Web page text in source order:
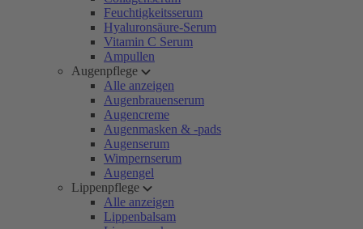
Feuchtigkeitsserum
Hyaluronsäure-Serum
Vitamin C Serum
Ampullen
Augenpflege
Alle anzeigen
Augenbrauenserum
Augencreme
Augenmasken & -pads
Augenserum
Wimpernserum
Augengel
Lippenpflege
Alle anzeigen
Lippenbalsam